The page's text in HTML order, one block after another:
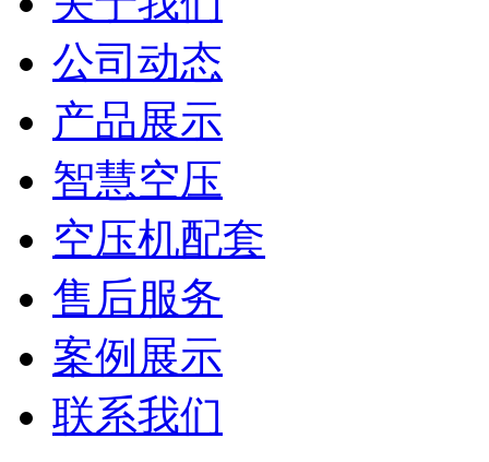
公司动态
产品展示
智慧空压
空压机配套
售后服务
案例展示
联系我们